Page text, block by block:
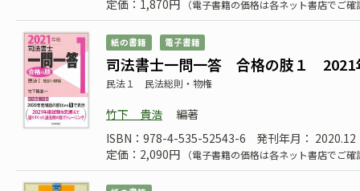
定価：1,870円
（電子書籍の価格は各ネット書店でご
紙の書籍 電子書籍
司法書士一問一答 合格の肢１ 2021
民法１ 民法総則・物権
竹下 貴浩
編著
ISBN：978-4-535-52543-6
発刊年月： 2020.12
定価：2,090円
（電子書籍の価格は各ネット書店でご